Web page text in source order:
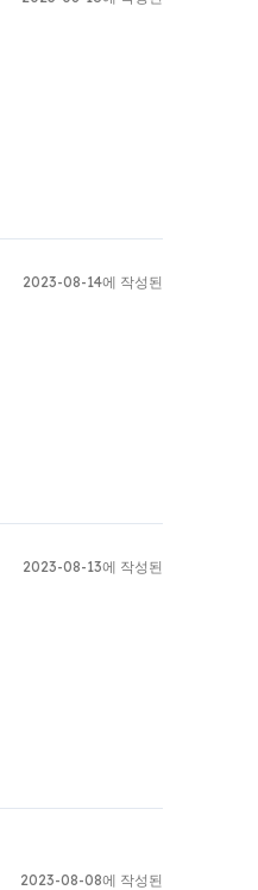
2023-08-14에 작성된
2023-08-13에 작성된
2023-08-08에 작성된